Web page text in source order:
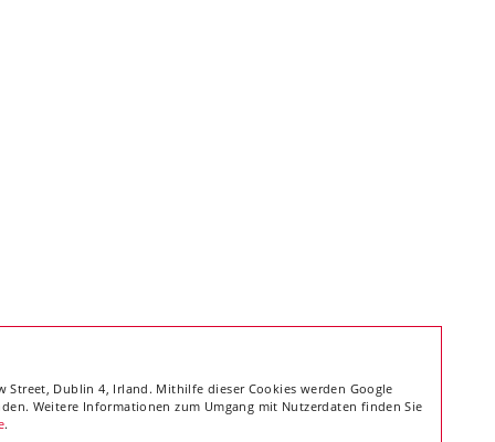
Street, Dublin 4, Irland. Mithilfe dieser Cookies werden Google
Weitere Informationen zum Umgang mit Nutzerdaten finden Sie
.